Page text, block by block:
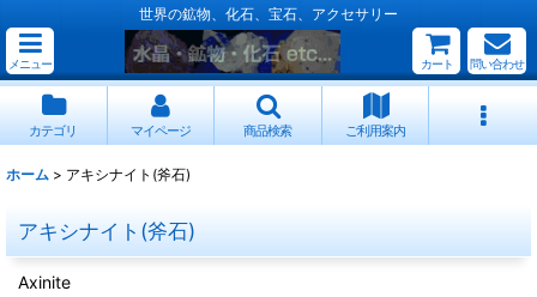
世界の鉱物、化石、宝石、アクセサリー
メニュー カート 問い合わせ
カテゴリ マイページ 商品検索 ご利用案内
ホーム > アキシナイト(斧石)
アキシナイト(斧石)
Axinite